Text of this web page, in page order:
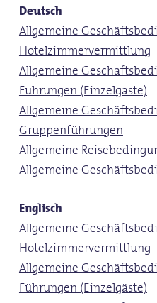
Deutsch
Allgemeine
Hotelzimmervermittlung
Allgemeine
Führungen (Einzelgäste)
Allgemeine
Gruppenführungen
Allgemeine
Allgemeine
Englisch
Allgemeine
Hotelzimmervermittlung
Allgemeine
Führungen (Einzelgäste)